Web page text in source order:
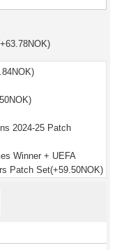
2024-25 Patch
Winner + UEFA
Patch Set(+59.50NOK)